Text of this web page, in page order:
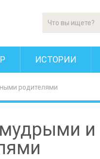
ИСТОРИИ
родителями
и